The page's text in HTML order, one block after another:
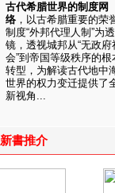
古代希腊世界的制度网
络 ，以古希腊重要的荣
制度“外邦代理人制”为透
镜，透视城邦从“无政府
会”到帝国等级秩序的根
转型，为解读古代地中
世界的权力变迁提供了
新视角...
新書推介